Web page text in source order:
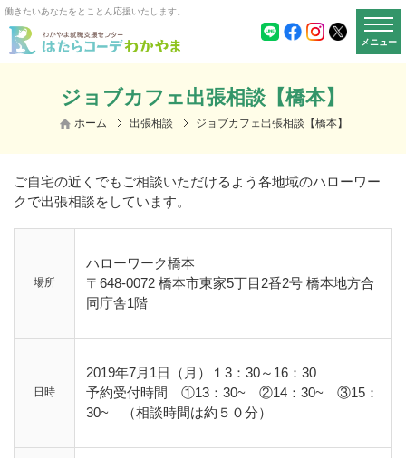
働きたいあなたをとことん応援いたします。
メニュー
ジョブカフェ出張相談【橋本】
ホーム 出張相談 ジョブカフェ出張相談【橋本】
ご自宅の近くでもご相談いただけるよう各地域のハローワー
クで出張相談をしています。
場所
ハローワーク橋本
〒648-0072 橋本市東家5丁目2番2号 橋本地方合
同庁舎1階
日時
2019年7月1日（月）１3：30～16：30
予約受付時間 ①13：30~ ②14：30~ ③15：
30~ （相談時間は約５０分）